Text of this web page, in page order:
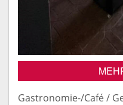
Gastronomie-/Café /